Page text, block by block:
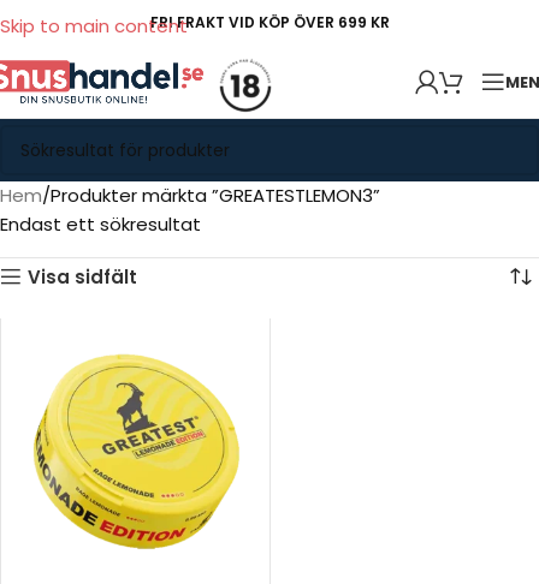
Skip to main contentFRI FRAKT VID KÖP ÖVER 699 KR
Hem Produkter märkta ”GREATESTLEMON3”
Endast ett sökresultat
Visa sidfält